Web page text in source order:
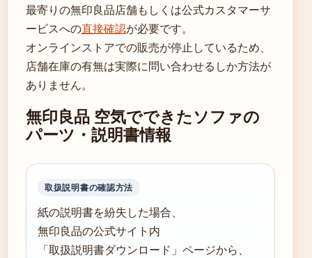
最寄りの無印良品店舗もしくは公式カスタマーサ
ービスへの直接確認が必要です。
オンラインストアでの販売が停止しているため、
店舗在庫の有無は実際に問い合わせるしか方法が
ありません。
無印良品 空気でできたソファの
パーツ・説明書情報
取扱説明書の確認方法
紙の説明書を紛失した場合、
無印良品の公式サイト内
「取扱説明書ダウンロード」ページから、